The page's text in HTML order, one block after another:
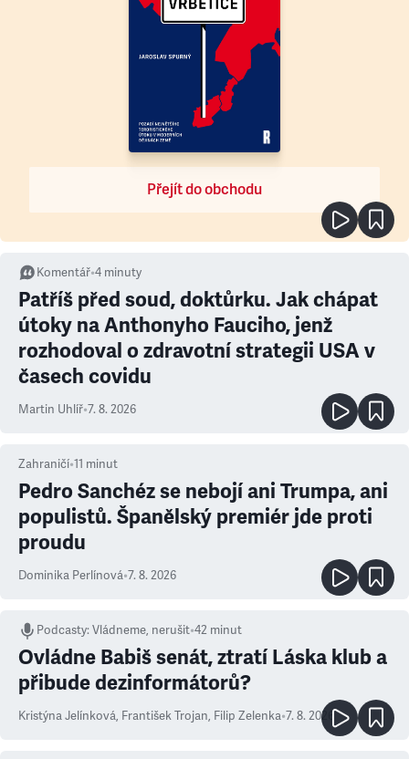
Přejít do obchodu
Komentář•4 minuty
Patříš před soud, doktůrku. Jak chápat
útoky na Anthonyho Fauciho, jenž
rozhodoval o zdravotní strategii USA v
časech covidu
Martin Uhlíř•7. 8. 2026
Zahraničí•11 minut
Pedro Sanchéz se nebojí ani Trumpa, ani
populistů. Španělský premiér jde proti
proudu
Dominika Perlínová•7. 8. 2026
Podcasty:Vládneme, nerušit•42 minut
Ovládne Babiš senát, ztratí Láska klub a
přibude dezinformátorů?
Kristýna Jelínková, František Trojan, Filip Zelenka•7. 8. 2026